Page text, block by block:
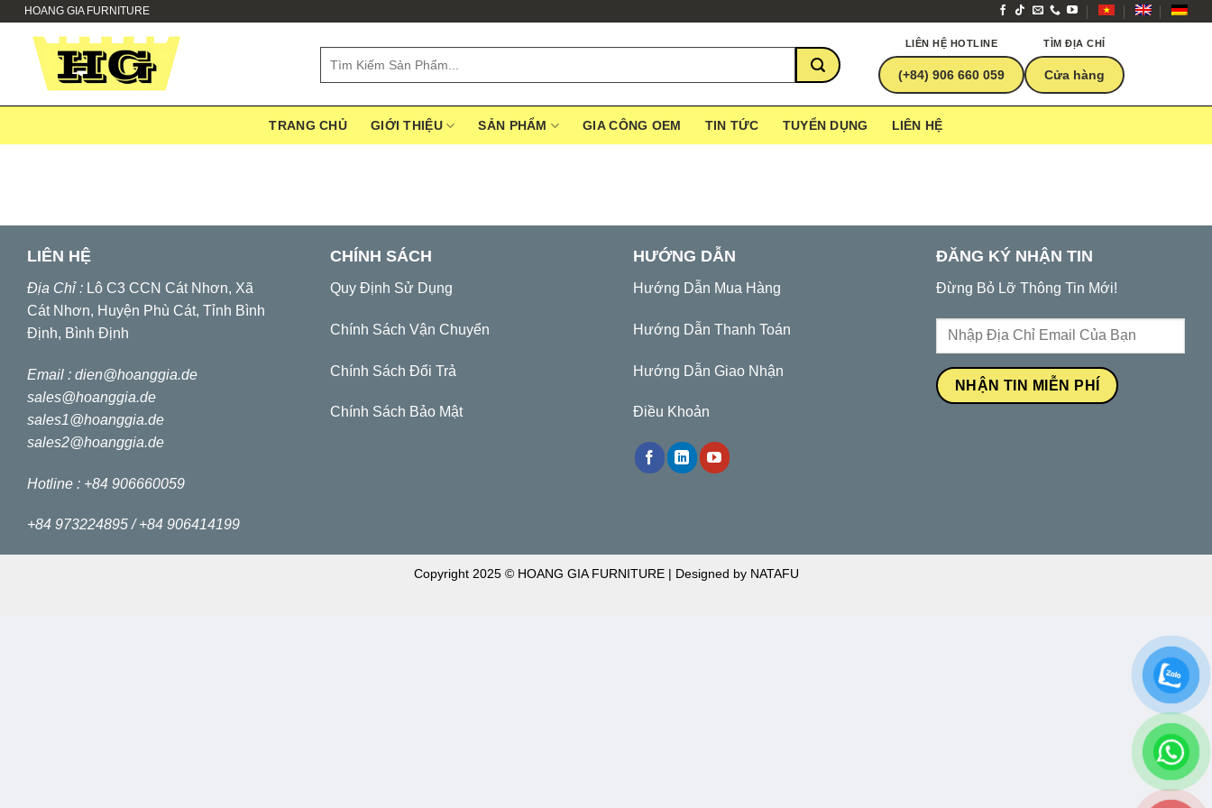
Skip
content
HOANG GIA FURNITURE
for:
LIÊN HỆ HOTLINE
(+84) 906 660 059
TÌM ĐỊA CHỈ
Cửa hàng
TRANG CHỦ GIỚI THIỆU SẢN PHẨM GIA CÔNG OEM TIN TỨC TUYỂN DỤNG LIÊN HỆ
LIÊN HỆ
Địa Chỉ : Lô C3 CCN Cát Nhơn, Xã
Cát Nhơn, Huyện Phù Cát, Tỉnh Bình
Định, Bình Định
Email : dien@hoanggia.de
sales@hoanggia.de
sales1@hoanggia.de
sales2@hoanggia.de
Hotline : +84 906660059
+84 973224895 /+84 906414199
CHÍNH SÁCH
Quy Định Sử Dụng
Chính Sách Vận Chuyển
Chính Sách Đổi Trả
Chính Sách Bảo Mật
HƯỚNG DẪN
Hướng Dẫn Mua Hàng
Hướng Dẫn Thanh Toán
Hướng Dẫn Giao Nhận
Điều Khoản
ĐĂNG KÝ NHẬN TIN
Đừng Bỏ Lỡ Thông Tin Mới!
Copyright 2025 © HOANG GIA FURNITURE | Designed by NATAFU